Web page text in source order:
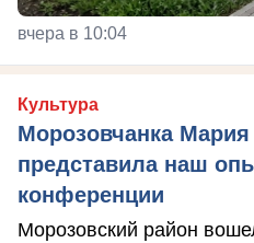
вчера в 10:04
Культура
Морозовчанка
представила наш
конференции
Морозовский район